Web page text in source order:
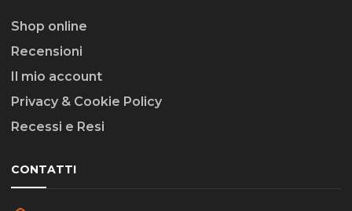
Shop online
Recensioni
Il mio account
Privacy & Cookie Policy
Recessi e Resi
CONTATTI